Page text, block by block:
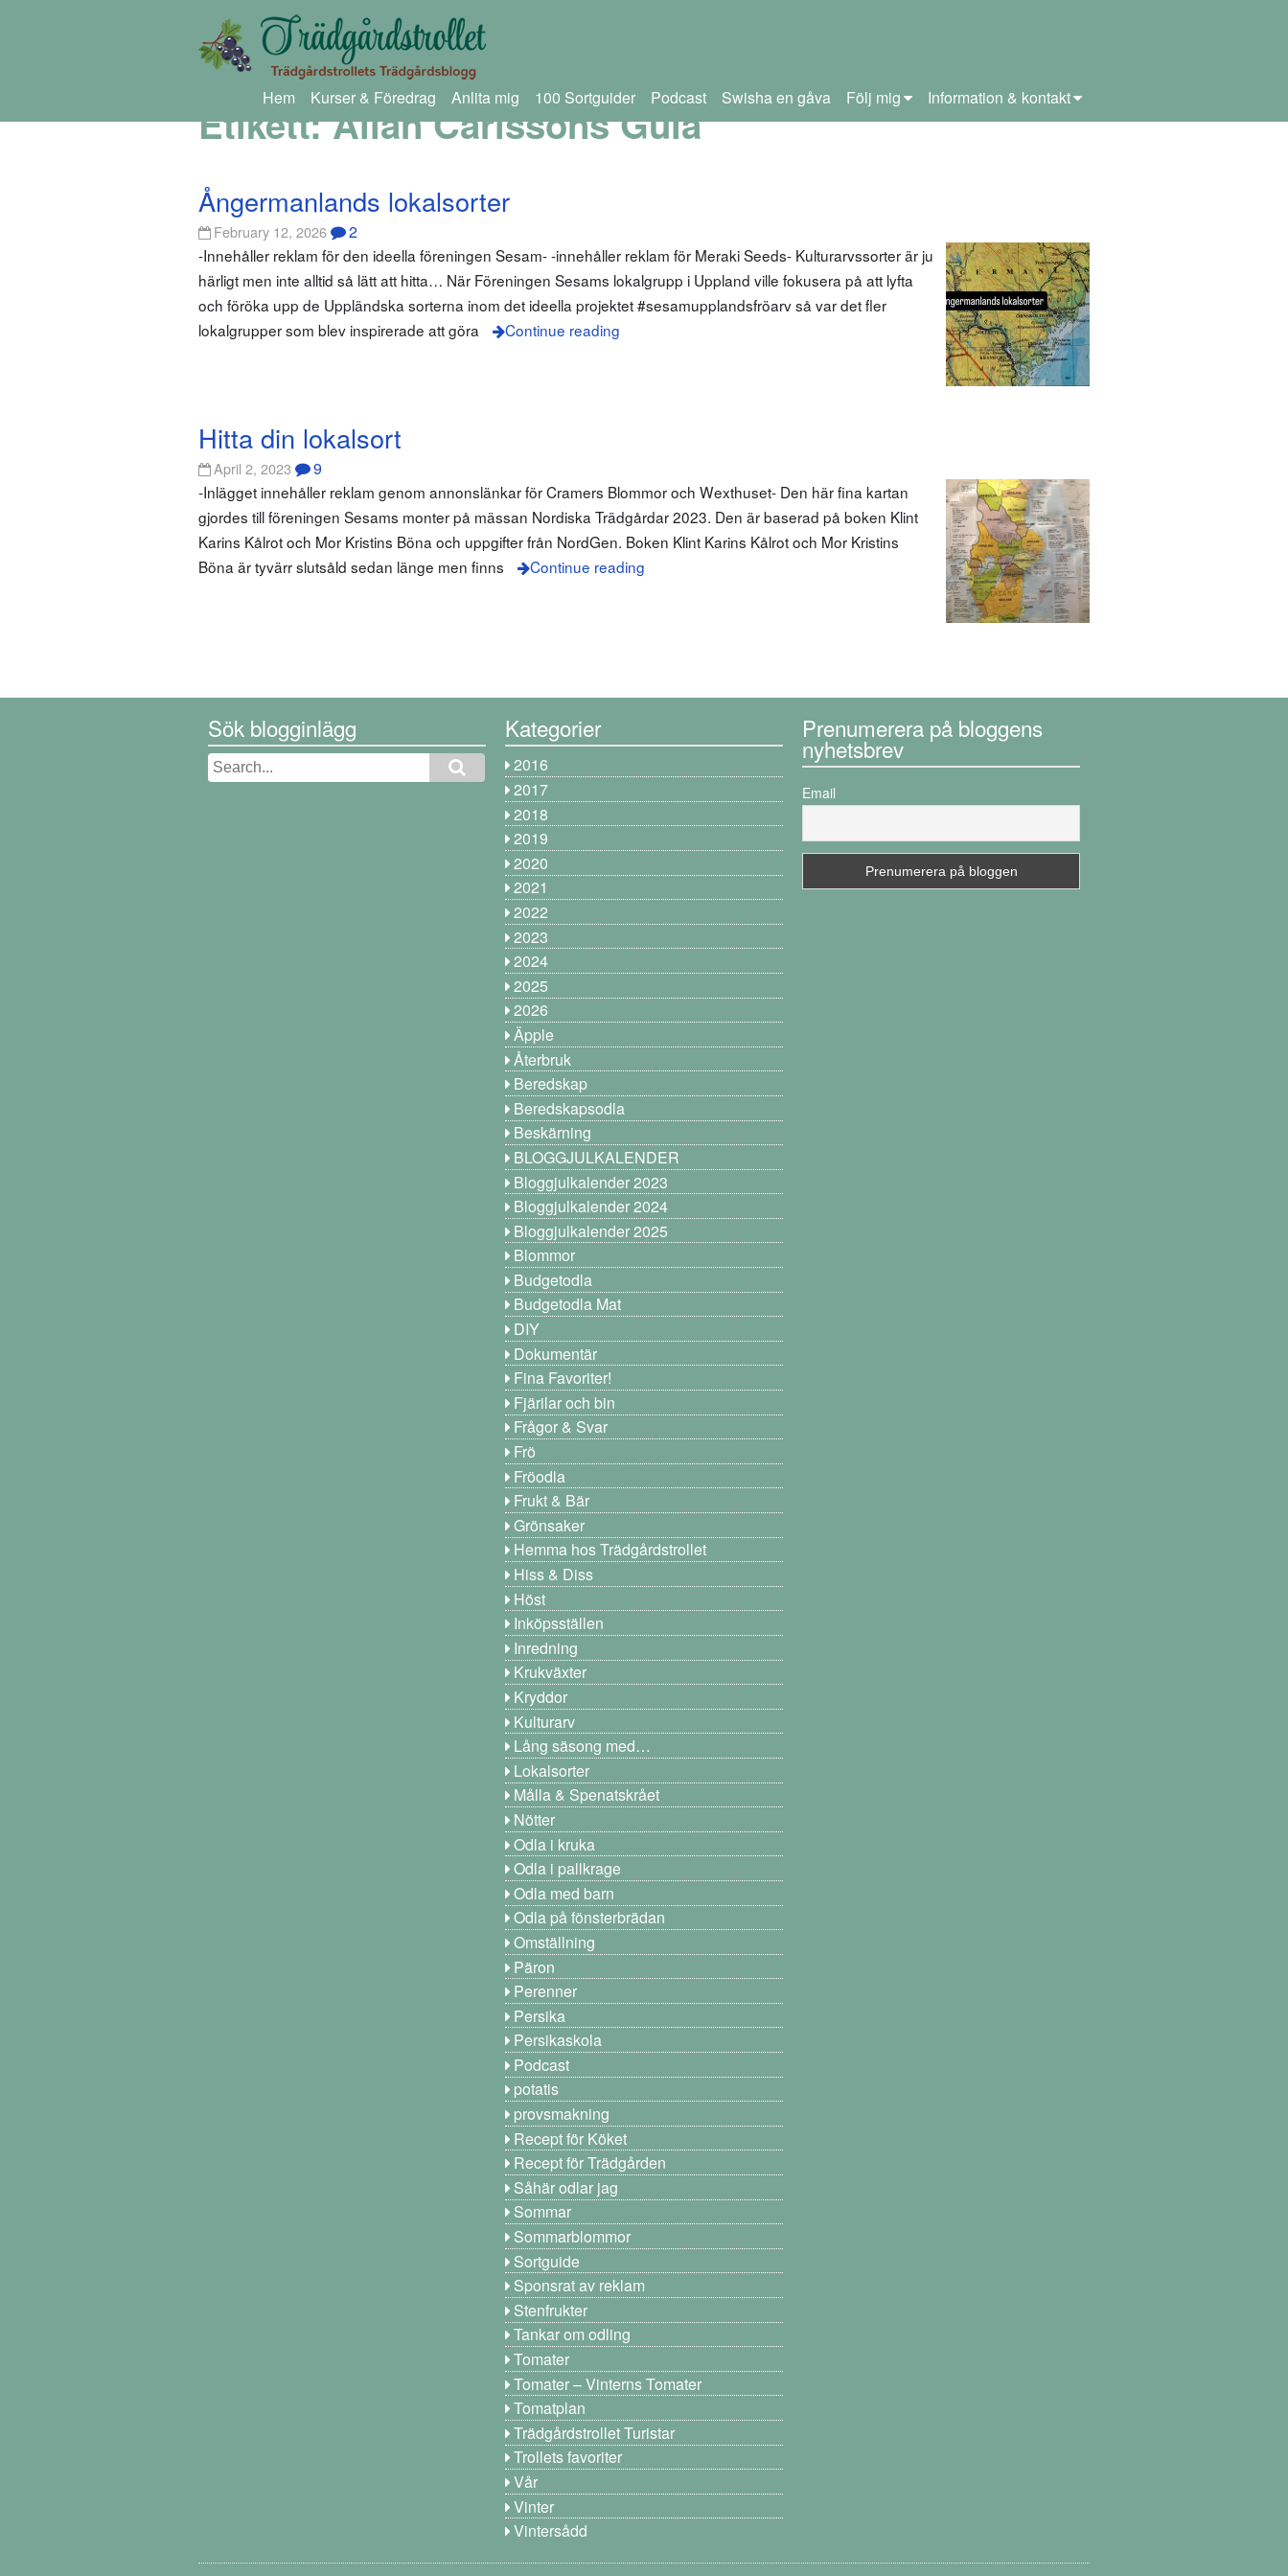
Hem Kurser & Föredrag Anlita mig 100 Sortguider Podcast Swisha en gåva Följ mig Information & kontakt
Etikett:Allan Carlssons Gula
Ångermanlands lokalsorter
February 12, 2026 2
-Innehåller reklam för den ideella föreningen Sesam- -innehåller reklam för Meraki Seeds- Kulturarvssorter är ju
härligt men inte alltid så lätt att hitta… När Föreningen Sesams lokalgrupp i Uppland ville fokusera på att lyfta
och föröka upp de Uppländska sorterna inom det ideella projektet #sesamupplandsfröarv så var det fler
lokalgrupper som blev inspirerade att göra
Continue reading
Hitta din lokalsort
April 2, 2023 9
-Inlägget innehåller reklam genom annonslänkar för Cramers Blommor och Wexthuset- Den här fina kartan
gjordes till föreningen Sesams monter på mässan Nordiska Trädgårdar 2023. Den är baserad på boken Klint
Karins Kålrot och Mor Kristins Böna och uppgifter från NordGen. Boken Klint Karins Kålrot och Mor Kristins
Böna är tyvärr slutsåld sedan länge men finns
Continue reading
Sök blogginlägg Kategorier
2016
2017
2018
2019
2020
2021
2022
2023
2024
2025
2026
Äpple
Återbruk
Beredskap
Beredskapsodla
Beskärning
BLOGGJULKALENDER
Bloggjulkalender 2023
Bloggjulkalender 2024
Bloggjulkalender 2025
Blommor
Budgetodla
Budgetodla Mat
DIY
Dokumentär
Fina Favoriter!
Fjärilar och bin
Frågor & Svar
Frö
Fröodla
Frukt & Bär
Grönsaker
Hemma hos Trädgårdstrollet
Hiss & Diss
Höst
Inköpsställen
Inredning
Krukväxter
Kryddor
Kulturarv
Lång säsong med…
Lokalsorter
Målla & Spenatskrået
Nötter
Odla i kruka
Odla i pallkrage
Odla med barn
Odla på fönsterbrädan
Omställning
Päron
Perenner
Persika
Persikaskola
Podcast
potatis
provsmakning
Recept för Köket
Recept för Trädgården
Såhär odlar jag
Sommar
Sommarblommor
Sortguide
Sponsrat av reklam
Stenfrukter
Tankar om odling
Tomater
Tomater – Vinterns Tomater
Tomatplan
Trädgårdstrollet Turistar
Trollets favoriter
Vår
Vinter
Vintersådd
Prenumerera på bloggens
nyhetsbrev
Email